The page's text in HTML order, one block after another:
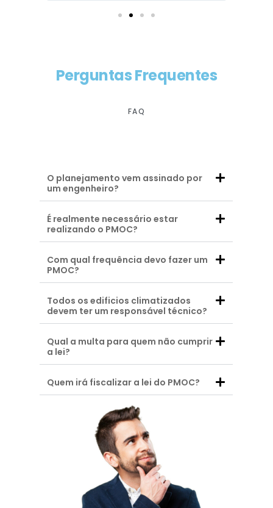
Perguntas Frequentes
FAQ
O planejamento vem assinado por
um engenheiro?
É realmente necessário estar
realizando o PMOC?
Com qual frequência devo fazer um
PMOC?
Todos os edificios climatizados
devem ter um responsável técnico?
Qual a multa para quem não cumprir
a lei?
Quem irá fiscalizar a lei do PMOC?